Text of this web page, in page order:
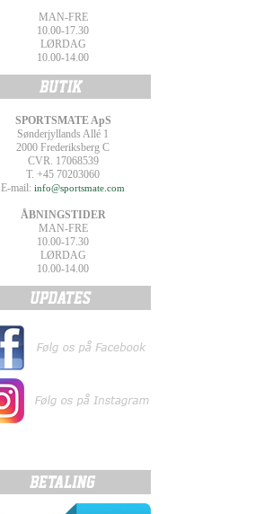
MAN-FRE
10.00-17.30
LØRDAG
10.00-14.00
SPORTSMATE ApS
Sønderjyllands Allé 1
2000 Frederiksberg C
CVR. 17068539
T. +45 70203060
E-mail: info@sportsmate.com
ÅBNINGSTIDER
MAN-FRE
10.00-17.30
LØRDAG
10.00-14.00